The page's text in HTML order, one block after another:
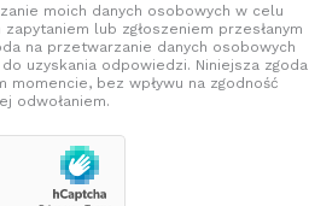
moich danych osobowych w celu
lub zgłoszeniem przesłanym
na przetwarzanie danych osobowych
uzyskania odpowiedzi. Niniejsza zgoda
momencie, bez wpływu na zgodność
odwołaniem.